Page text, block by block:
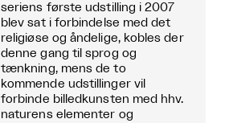
seriens første udstilling i 2007
blev sat i forbindelse med det
religiøse og åndelige, kobles der
denne gang til sprog og
tænkning, mens de to
kommende udstillinger vil
forbinde billedkunsten med hhv.
naturens elementer og